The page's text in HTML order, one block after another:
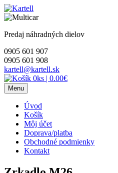
Skip
to
Predaj náhradných dielov
0905 601 907
0905 601 908
kartell@kartell.sk
0ks | 0.00€
Menu
Úvod
Košík
Môj účet
Doprava/platba
Obchodné podmienky
Kontakt